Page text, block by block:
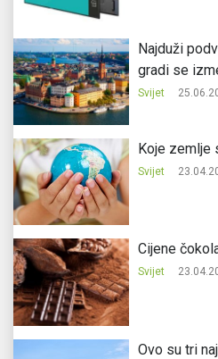
Najduži
gradi se
Svijet
Koje zemlje
Svijet
Cijene
Svijet
Ovo su tri